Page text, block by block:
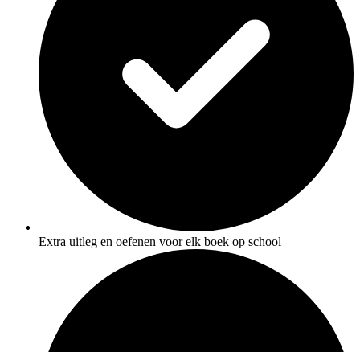
Extra uitleg en oefenen voor elk boek op school